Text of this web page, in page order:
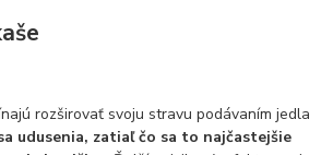
rozširovať svoju stravu podávaním jedla
udusenia, zatiaľ čo sa to najčastejšie